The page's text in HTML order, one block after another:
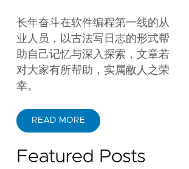
长年奋斗在软件编程第一线的从
业人员，以古法写日志的形式帮
助自己记忆与深入探索，文章若
对大家有所帮助，实属敝人之荣
幸。
READ MORE
Featured Posts